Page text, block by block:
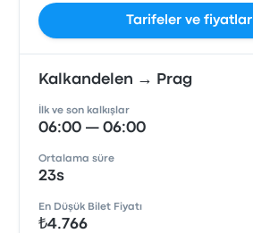
Tarifeler ve fiyatlar
Kalkandelen → Prag
İlk ve son kalkışlar
06:00 — 06:00
Ortalama süre
23s
En Düşük Bilet Fiyatı
₺4.766